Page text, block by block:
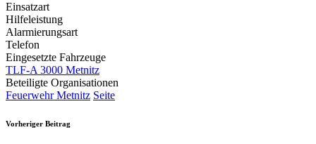
Einsatzart
Hilfeleistung
Alarmierungsart
Telefon
Eingesetzte Fahrzeuge
TLF-A 3000 Metnitz
Beteiligte Organisationen
Feuerwehr Metnitz Seite
Vorheriger Beitrag